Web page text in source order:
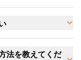
法を教えてくだ